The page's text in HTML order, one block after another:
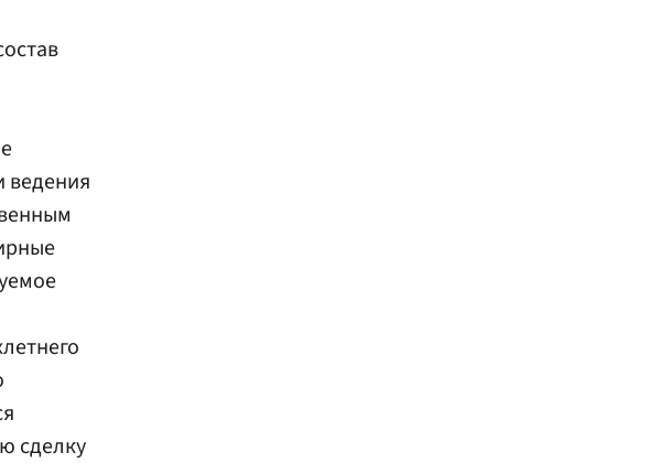
ведения
сделку